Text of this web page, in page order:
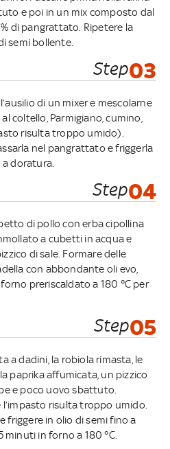
e poi in un mix composto dal
di pangrattato. Ripetere la
semi bollente.
Step03
di un mixer e mescolarne
coltello, Parmigiano, cumino,
risulta troppo umido).
nel pangrattato e friggerla
doratura.
Step04
di pollo con erba cipollina
a cubetti in acqua e
di sale. Formare delle
con abbondante oli evo,
preriscaldato a 180 °C per
Step05
a dadini, la robiola rimasta, le
paprika affumicata, un pizzico
e poco uovo sbattuto.
l’impasto risulta troppo umido.
friggere in olio di semi fino a
in forno a 180 °C.